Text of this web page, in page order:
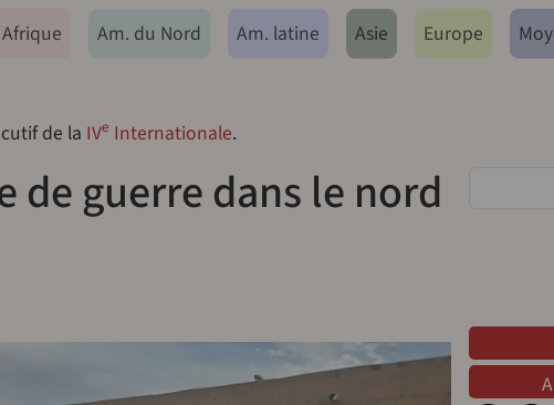
Afrique Am. du Nord Am. latine Asie Europe
de la IVe Internationale.
de guerre dans le nord